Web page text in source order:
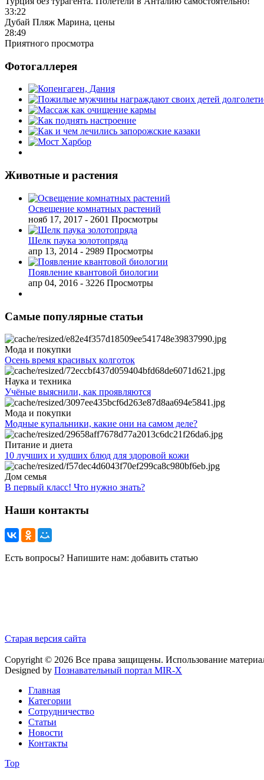
33:22
Дубай Пляж Марина, цены
28:49
Приятного просмотра
Фотогаллерея
Животные и растения
Освещение комнатных растений
нояб 17, 2017 - 2601 Просмотры
Шелк паука золотопряда
апр 13, 2014 - 2989 Просмотры
Появление квантовой биологии
апр 04, 2016 - 3226 Просмотры
Самые популярные статьи
Мода и покупки
Осень время красивых колготок
Наука и техника
Учёные выяснили, как проявляются
Мода и покупки
Модные купальники, какие они на самом деле?
Питание и диета
10 лучших и худших блюд для здоровой кожи
Дом семья
В первый класс! Что нужно знать?
Наши контакты
Есть вопросы? Напишите нам: добавить статью
Старая версия сайта
Copyright © 2026 Все права защищены. Использование
Designed by Познавательный портал MIR-X
Главная
Категории
Сотрудничество
Статьи
Новости
Контакты
Top